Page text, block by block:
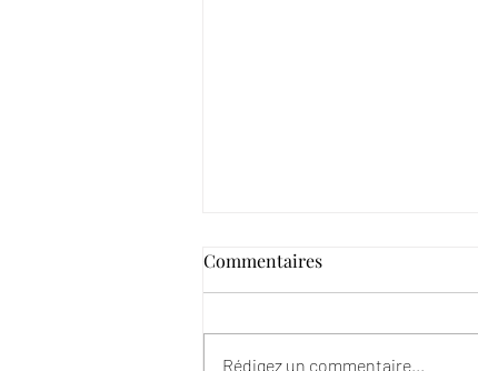
Commentaires
Rédigez un commentaire...